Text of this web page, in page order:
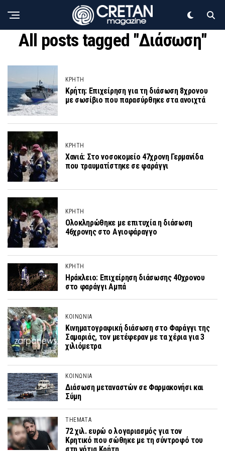
All posts tagged "Διάσωση"
ΚΡΗΤΗ
Κρήτη: Επιχείρηση για τη διάσωση 8χρονου
με σωσίβιο που παρασύρθηκε στα ανοιχτά
ΚΡΗΤΗ
Χανιά: Στο νοσοκομείο 47χρονη Γερμανίδα
που τραυματίστηκε σε φαράγγι
ΚΡΗΤΗ
Ολοκληρώθηκε με επιτυχία η διάσωση
46χρονης στο Αγιοφάραγγο
ΚΡΗΤΗ
Ηράκλειο: Επιχείρηση διάσωσης 40χρονου
στο φαράγγι Αμπά
ΚΟΙΝΩΝΙΑ
Κινηματογραφική διάσωση στο Φαράγγι της
Σαμαριάς, τον μετέφεραν με τα χέρια για 3
χιλιόμετρα
ΚΟΙΝΩΝΙΑ
Διάσωση μεταναστών σε Φαρμακονήσι και
Σύμη
THEMATA
72 χιλ. ευρώ ο λογαριασμός για τον
Κρητικό που σώθηκε με τη σύντροφό του